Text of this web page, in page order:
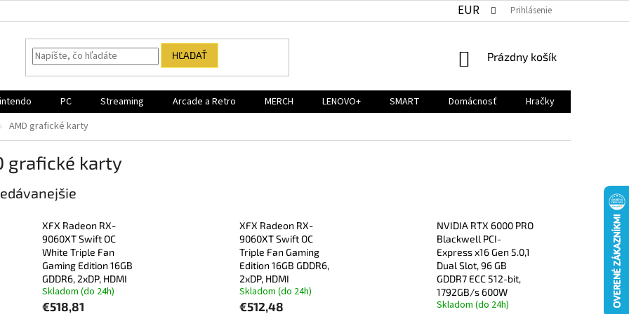
EUR Prihlásenie
HĽADAŤ
NÁKUPNÝ
Prázdny košík
PC Streaming Arcade a Retro MERCH LENOVO+ SMART Domácnosť
Hračky
AMD grafické karty
grafické karty
XFX Radeon RX-
9060XT Swift OC
White Triple Fan
Gaming Edition 16GB
GDDR6, 2xDP, HDMI
Skladom (do 24h)
€518,81
XFX Radeon RX-
9060XT Swift OC
Triple Fan Gaming
Edition 16GB GDDR6,
2xDP, HDMI
Skladom (do 24h)
€512,48
NVIDIA RTX 6000 PRO
Blackwell PCI-
Express x16 Gen 5.0,1
Dual Slot, 96 GB
GDDR7 ECC 512-bit,
1792GB/s 600W
Skladom (do 24h)